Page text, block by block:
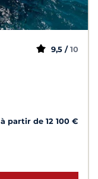
9,5 / 10
à partir de 12 100 €